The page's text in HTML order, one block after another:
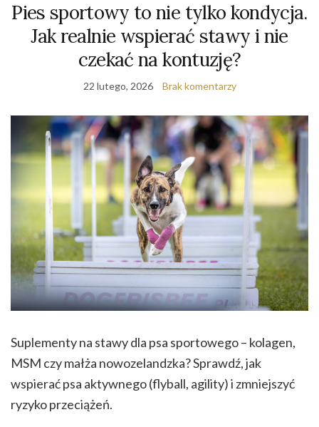
Pies sportowy to nie tylko kondycja.
Jak realnie wspierać stawy i nie
czekać na kontuzję?
22 lutego, 2026 Brak komentarzy
Suplementy na stawy dla psa sportowego – kolagen,
MSM czy małża nowozelandzka? Sprawdź, jak
wspierać psa aktywnego (flyball, agility) i zmniejszyć
ryzyko przeciążeń.